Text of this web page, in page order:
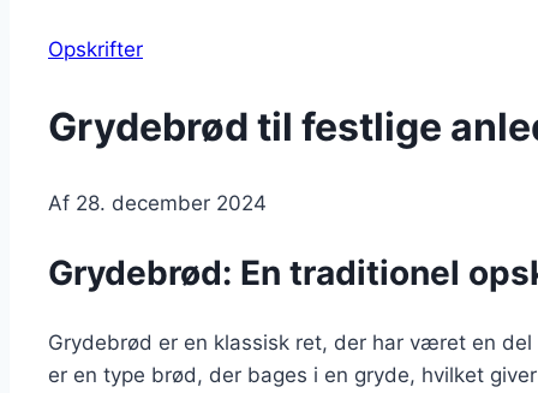
Opskrifter
Grydebrød til festlige
Af 28. december 2024
Grydebrød: En traditionel
Grydebrød er en klassisk ret, der har været en
er en type brød, der bages i en gryde, hvilket